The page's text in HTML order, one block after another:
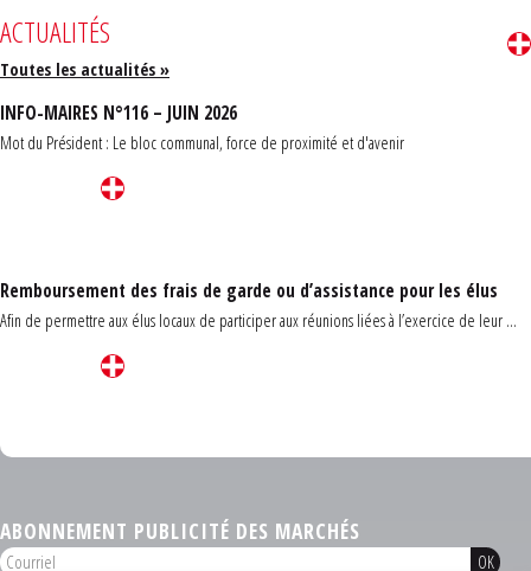
ACTUALITÉS
Toutes les actualités »
INFO-MAIRES N°116 – JUIN 2026
Mot du Président : Le bloc communal, force de proximité et d'avenir
Remboursement des frais de garde ou d’assistance pour les élus
Afin de permettre aux élus locaux de participer aux réunions liées à l’exercice de leur ...
ABONNEMENT PUBLICITÉ DES MARCHÉS